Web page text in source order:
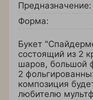
Предназначение:
Форма:
Букет
состоящий из 2
шаров, большой
2
композиция
любителю